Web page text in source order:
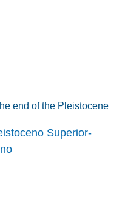
end of the Pleistocene